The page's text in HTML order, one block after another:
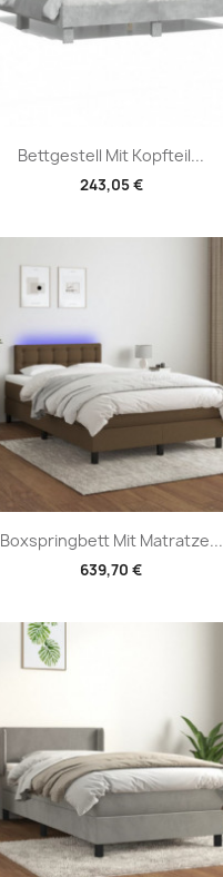
Bettgestell Mit Kopfteil...
243,05 €
Vorschau
Boxspringbett Mit Matratze...
639,70 €
Vorschau